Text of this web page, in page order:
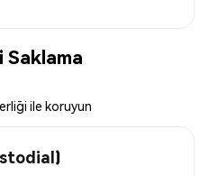
Saklama
ile koruyun